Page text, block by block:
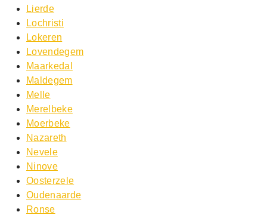
Lierde
Lochristi
Lokeren
Lovendegem
Maarkedal
Maldegem
Melle
Merelbeke
Moerbeke
Nazareth
Nevele
Ninove
Oosterzele
Oudenaarde
Ronse